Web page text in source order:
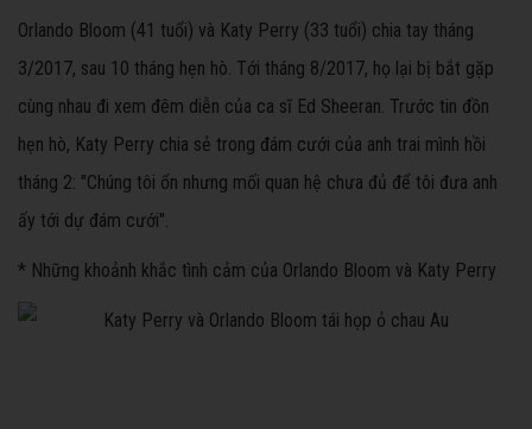
Orlando Bloom (41 tuổi) và Katy Perry (33 tuổi) chia tay tháng
3/2017, sau 10 tháng hẹn hò. Tới tháng 8/2017, họ lại bị bắt gặp
cùng nhau đi xem đêm diễn của ca sĩ Ed Sheeran. Trước tin đồn
hẹn hò, Katy Perry chia sẻ trong đám cưới của anh trai mình hồi
tháng 2: "Chúng tôi ổn nhưng mối quan hệ chưa đủ để tôi đưa anh
ấy tới dự đám cưới".
* Những khoảnh khắc tình cảm của Orlando Bloom và Katy Perry